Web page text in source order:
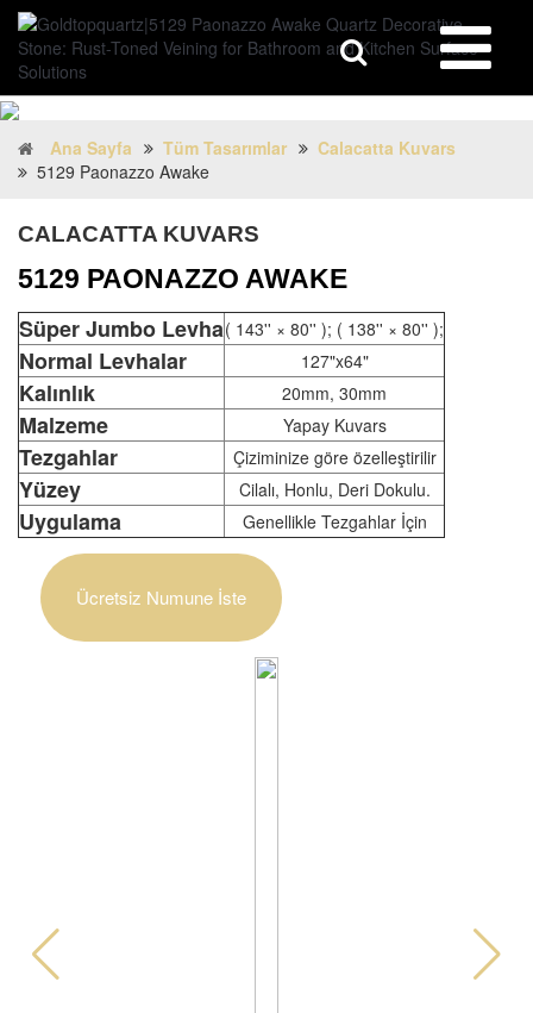
Ana Sayfa Tüm Tasarımlar
Calacatta Kuvars
5129 Paonazzo Awake
CALACATTA KUVARS
5129 PAONAZZO AWAKE
Süper Jumbo Levha( 143'' × 80'' ); ( 138'' × 80'' );
Normal Levhalar 127"x64"
Kalınlık 20mm, 30mm
Malzeme Yapay Kuvars
Tezgahlar Çiziminize göre özelleştirilir
Yüzey Cilalı, Honlu, Deri Dokulu.
Uygulama Genellikle Tezgahlar İçin
Ücretsiz Numune İste